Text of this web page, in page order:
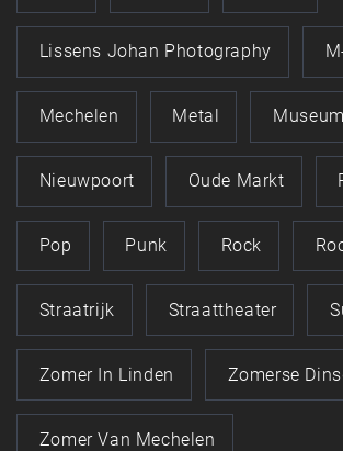
Lissens Johan Photography
Mechelen Metal
Nieuwpoort Oude Markt
Pop Punk Rock
Straatrijk Straattheater
Zomer In Linden Zomerse
Zomer Van Mechelen